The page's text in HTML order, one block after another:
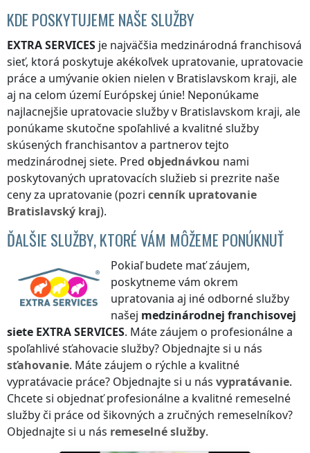
KDE POSKYTUJEME NAŠE SLUŽBY
EXTRA SERVICES je najväčšia medzinárodná franchisová
sieť, ktorá poskytuje akékoľvek upratovanie, upratovacie
práce a umývanie okien nielen v Bratislavskom kraji, ale
aj na celom území Európskej únie! Neponúkame
najlacnejšie upratovacie službyv Bratislavskom kraji, ale
ponúkame skutočne spoľahlivé a kvalitné služby
skúsených franchisantov a partnerov tejto
medzinárodnej siete. Pred objednávkou nami
poskytovaných upratovacích služieb si prezrite naše
ceny za upratovanie (pozri cenník upratovanie
Bratislavský kraj).
ĎALŠIE SLUŽBY, KTORÉ VÁM MÔŽEME PONÚKNUŤ
Pokiaľ budete mať záujem,
poskytneme vám okrem
upratovania aj iné odborné služby
našej medzinárodnej franchisovej
siete EXTRA SERVICES. Máte záujem o profesionálne a
spoľahlivé sťahovacie služby? Objednajte si u nás
sťahovanie. Máte záujem o rýchle a kvalitné
vypratávacie práce? Objednajte si u nás vypratávanie.
Chcete si objednať profesionálne a kvalitné remeselné
služby či práce od šikovných a zručných remeselníkov?
Objednajte si u nás remeselné služby.